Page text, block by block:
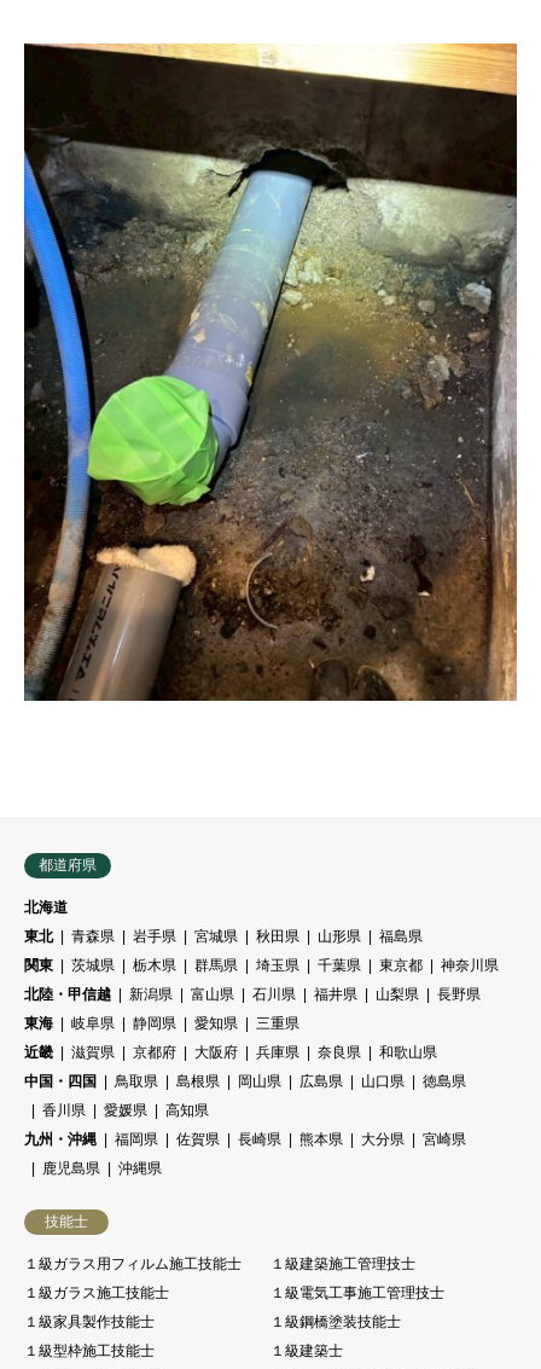
都道府県
北海道
東北
青森県 岩手県 宮城県 秋田県 山形県
福島県
関東
茨城県 栃木県 群馬県 埼玉県 千葉県 東京都
神奈川県
北陸・甲信越
新潟県 富山県 石川県 福井県 山梨県
長野県
東海
岐阜県 静岡県 愛知県
三重県
近畿
滋賀県 京都府 大阪府 兵庫県 奈良県
和歌山県
中国・四国
鳥取県 島根県 岡山県 広島県 山口県
徳島県
香川県
愛媛県
高知県
九州・沖縄
福岡県 佐賀県 長崎県 熊本県 大分県
宮崎県
鹿児島県
沖縄県
技能士
１級ガラス用フィルム施工技能士
１級建築施工管理技士
１級ガラス施工技能士
１級電気工事施工管理技士
１級家具製作技能士
１級鋼橋塗装技能士
１級型枠施工技能士
１級建築士